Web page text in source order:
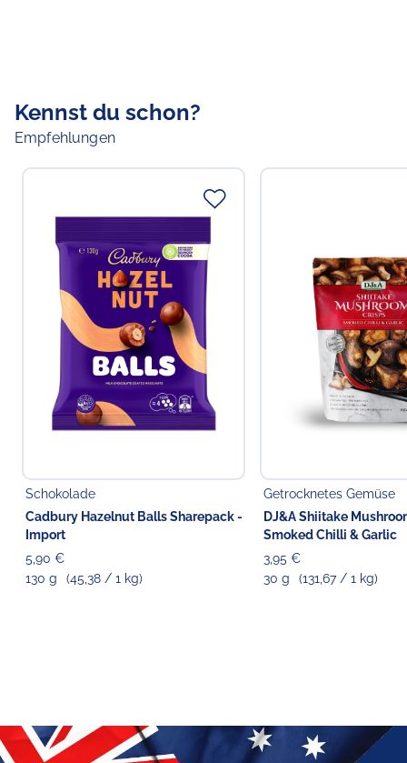
Kennst du schon?
Empfehlungen
Schokolade
Cadbury Hazelnut Balls Sharepack -
Import
5,90 €
130 g
(45,38 / 1 kg)
Getrocknetes Gemüse
DJ&A Shiitake
Smoked Chilli & Garlic
3,95 €
30 g
(131,67 / 1 kg)